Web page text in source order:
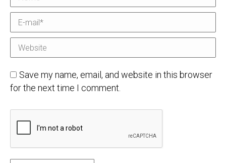
E-mail *
Website
Save my name, email, and website in this browser
for the next time I comment.